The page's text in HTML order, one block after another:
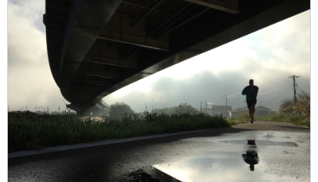
望の視座を提示したい——日本の「顧客との関係構
築」が、世界で勝てる時代が、いま始まっている。